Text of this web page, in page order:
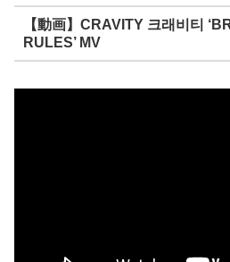
【動画】CRAVITY 크래비티
RULES’ MV